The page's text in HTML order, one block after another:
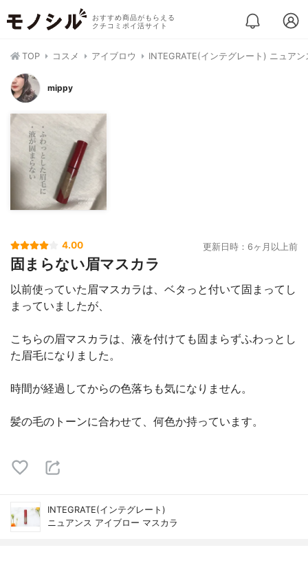
おすすめ商品がもらえる
クチコミポイ活サイト
TOP コスメ アイブロウ INTEGRATE(インテグレート) ニュア
mippy
4.00 更新日時：6ヶ月以上前
固まらない眉マスカラ
以前使っていた眉マスカラは、ベタっと付いて固まってし
まっていましたが、
こちらの眉マスカラは、液を付けても固まらずふわっとし
た眉毛になりました。
時間が経過してからの色落ちも気になりません。
髪の毛のトーンに合わせて、何色か持っています。
INTEGRATE(インテグレート)
ニュアンス アイブロー マスカラ